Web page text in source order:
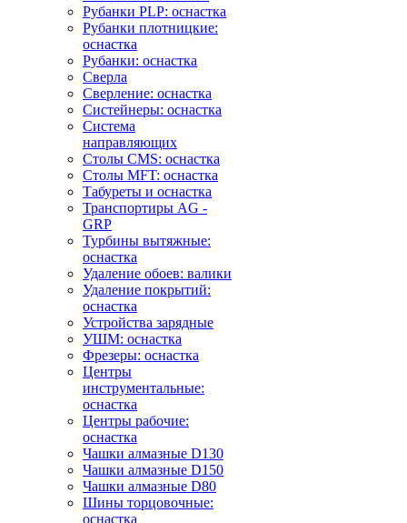
Рубанки PLP: оснастка
Рубанки плотницкие:
оснастка
Рубанки: оснастка
Сверла
Сверление: оснастка
Систейнеры: оснастка
Система
направляющих
Столы CMS: оснастка
Столы MFT: оснастка
Табуреты и оснастка
Транспортиры AG -
GRP
Турбины вытяжные:
оснастка
Удаление обоев: валики
Удаление покрытий:
оснастка
Устройства зарядные
УШМ: оснастка
Фрезеры: оснастка
Центры
инструментальные:
оснастка
Центры рабочие:
оснастка
Чашки алмазные D130
Чашки алмазные D150
Чашки алмазные D80
Шины торцовочные:
оснастка